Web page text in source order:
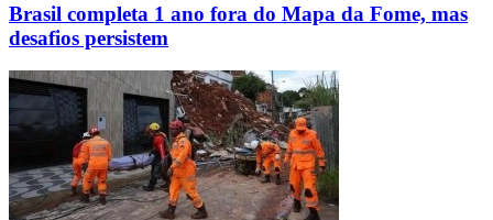
Brasil completa 1 ano fora do Mapa da Fome, mas
desafios persistem